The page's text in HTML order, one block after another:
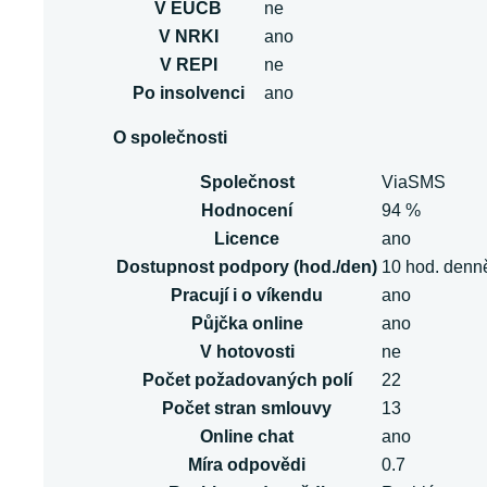
V EUCB
ne
V NRKI
ano
V REPI
ne
Po insolvenci
ano
O společnosti
Společnost
ViaSMS
Hodnocení
94 %
Licence
ano
Dostupnost podpory (hod./den) 10 hod.
Pracují i o víkendu
ano
Půjčka online
ano
V hotovosti
ne
Počet požadovaných polí
22
Počet stran smlouvy
13
Online chat
ano
Míra odpovědi
0.7